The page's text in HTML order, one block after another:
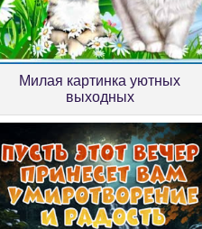
Милая картинка уютных
выходных